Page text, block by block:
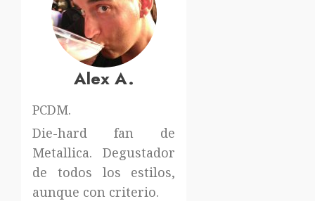
Alex A.
PCDM.
Die-hard fan de
Metallica. Degustador
de todos los estilos,
aunque con criterio.